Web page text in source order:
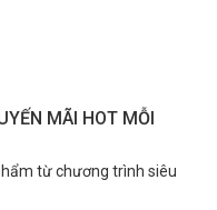
MÃI HOT MỖI
từ chương trình siêu